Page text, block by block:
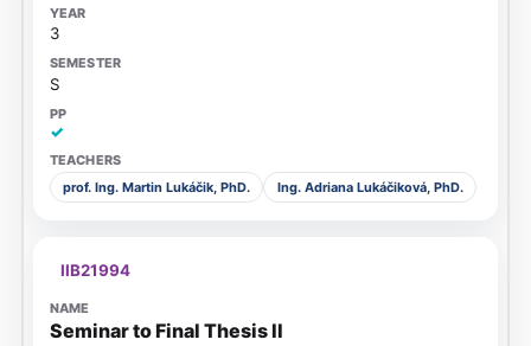
3
S
✓
prof. Ing. Martin Lukáčik, PhD. Ing. Adriana Lukáčiková, PhD.
IIB21994
Seminar to Final Thesis II